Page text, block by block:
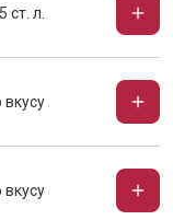
ст. л.
вкусу
вкусу